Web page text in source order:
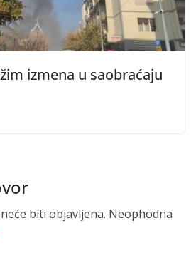
izmena u saobraćaju
biti objavljena. Neophodna